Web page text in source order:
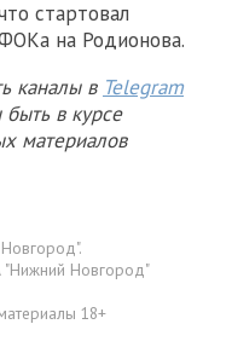
стартовал
на Родионова.
каналы в Telegram
в курсе
материалов
"Нижний Новгород"
18+